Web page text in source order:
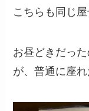
こちらも同じ屋
お昼どきだっ
が、普通に座れ